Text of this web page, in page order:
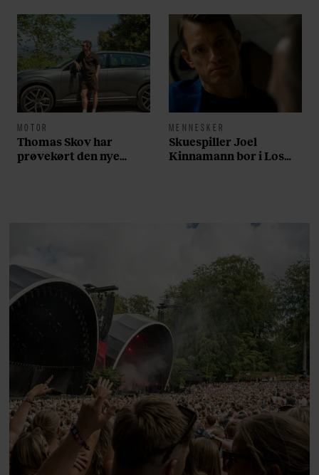
MOTOR
Thomas Skov har
prøvekørt den nye
MENNESKER
Skuespiller Joel
Kinnamann bor i Los
morgen”